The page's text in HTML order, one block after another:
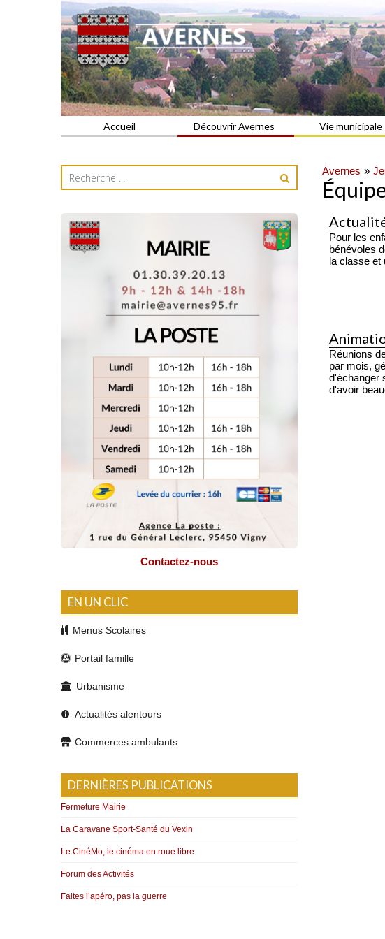
AVERNES
Commune du Val d'Oise
Accueil Découvrir Avernes Vie municipale
Avernes
Pour les
bénévoles
la classe et
Réunions
par mois,
d'échanger
d'avoir
Contactez-nous
EN UN CLIC
Menus Scolaires
Portail famille
Urbanisme
Actualités alentours
Commerces ambulants
DERNIÈRES PUBLICATIONS
Fermeture Mairie
La Caravane Sport-Santé du Vexin
Le CinéMo, le cinéma en roue libre
Forum des Activités
Faites l’apéro, pas la guerre